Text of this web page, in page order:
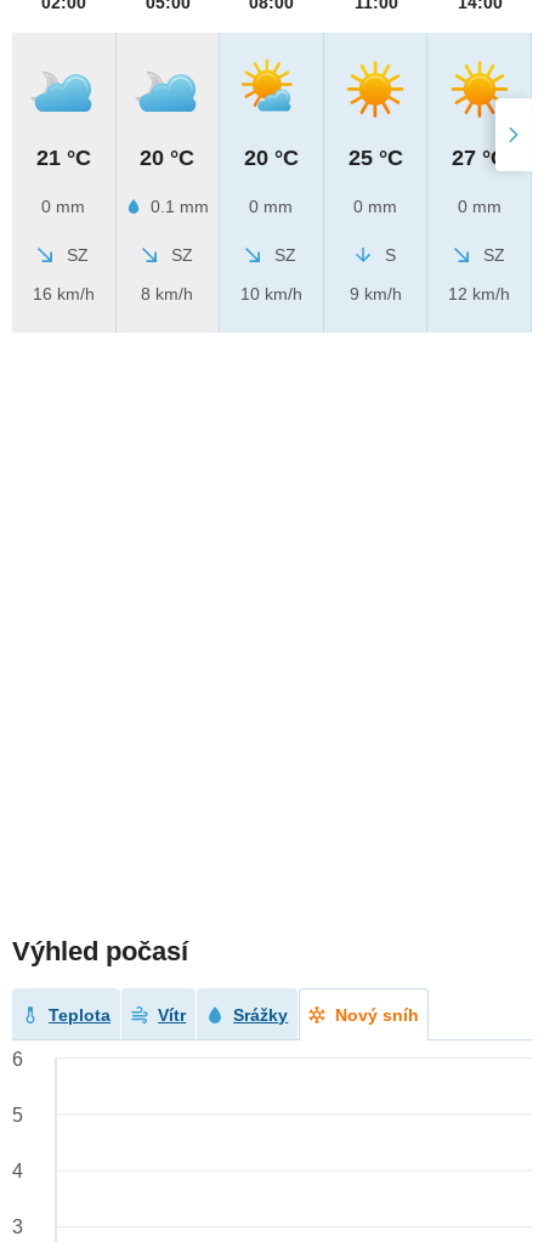
21 °C
0 mm
SZ
16 km/h
20 °C
0.1 mm
SZ
8 km/h
20 °C
0 mm
SZ
10 km/h
25 °C
0 mm
S
9 km/h
27 °C
0 mm
SZ
12 km/h
Výhled počasí
Teplota Vítr Srážky Nový sníh
6
5
4
3